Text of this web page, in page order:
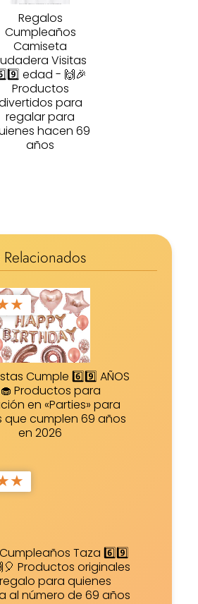
Regalos
Cumpleaños
Camiseta
Visitas
edad - 🙌🎉
Productos
para
regalar para
hacen 69
años
★
Cumple 6️⃣9️⃣ AÑOS
Productos para
en «Parties» para
que cumplen 69 años
en 2026
★
Taza 6️⃣9️⃣
Productos originales
para quienes
al número de 69 años